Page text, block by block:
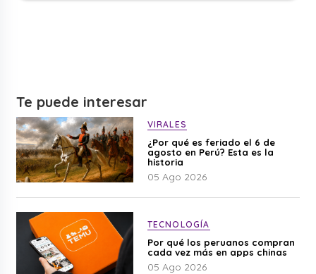
Te puede interesar
VIRALES
¿Por qué es feriado el 6 de
agosto en Perú? Esta es la
historia
05 Ago 2026
TECNOLOGÍA
Por qué los peruanos compran
cada vez más en apps chinas
05 Ago 2026